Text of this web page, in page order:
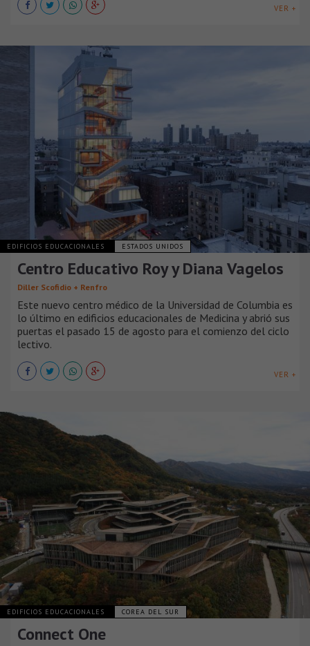
VER +
EDIFICIOS EDUCACIONALES ESTADOS UNIDOS
Centro Educativo Roy y Diana Vagelos
Diller Scofidio + Renfro
Este nuevo centro médico de la Universidad de Columbia es
lo último en edificios educacionales de Medicina y abrió sus
puertas el pasado 15 de agosto para el comienzo del ciclo
lectivo.
VER +
EDIFICIOS EDUCACIONALES COREA DEL SUR
Connect One